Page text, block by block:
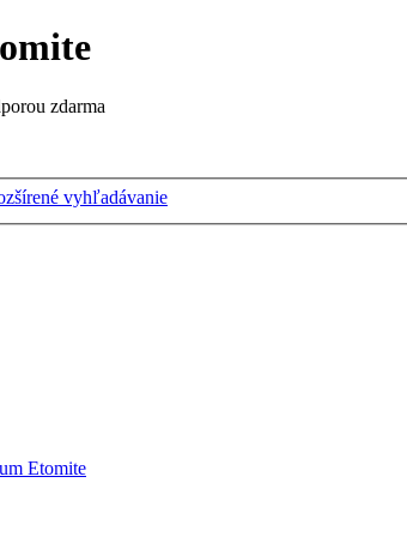
zdarma
vyhľadávanie
Etomite